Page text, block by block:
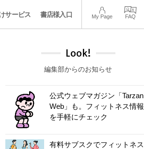
サービス 書店様入口 My Page FAQ
Look!
編集部からのお知らせ
公式ウェブマガジン「Tarzan
Web」も。フィットネス情報
を手軽にチェック
有料サブスクでフィットネス